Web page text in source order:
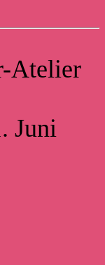
Atelier
Juni